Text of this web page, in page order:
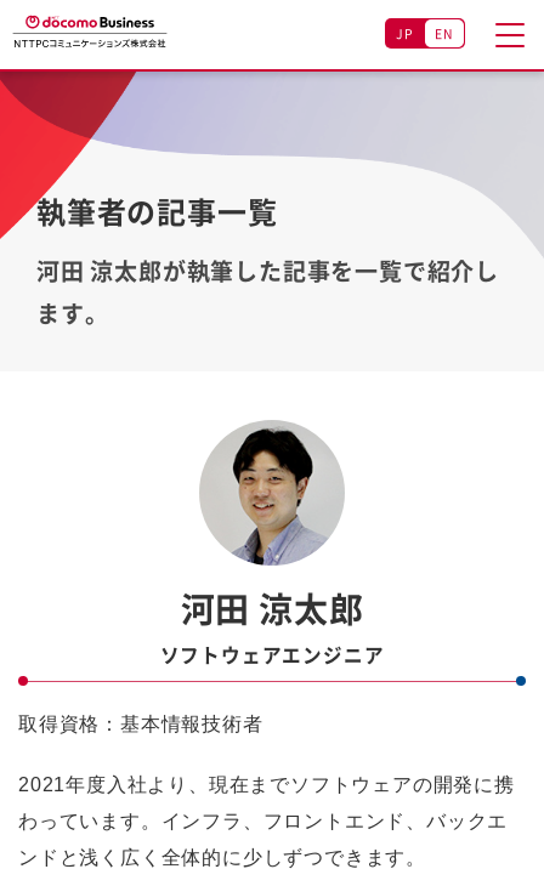
JP EN
執筆者の記事一覧
河田 涼太郎が執筆した記事を一覧で紹介し
ます。
河田 涼太郎
ソフトウェアエンジニア
取得資格：基本情報技術者
2021年度入社より、現在までソフトウェアの開発に携
わっています。インフラ、フロントエンド、バックエ
ンドと浅く広く全体的に少しずつできます。